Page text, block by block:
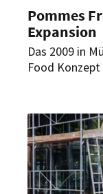
Pommes
Expansion
Das 2009 in
Food
am Terminal
werden. Allein
weitere